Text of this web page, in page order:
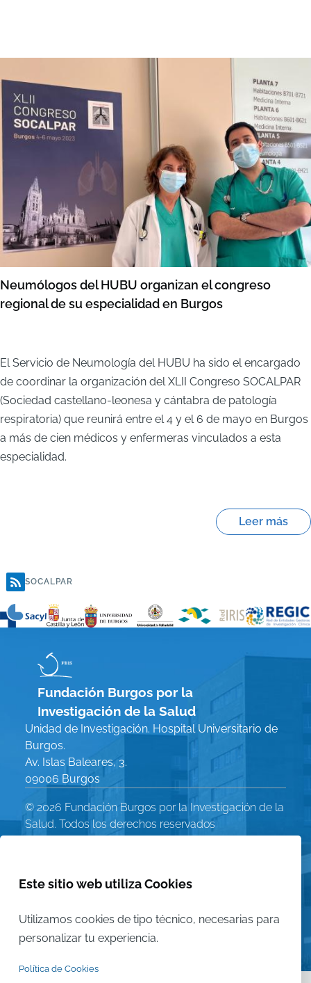
Neumólogos del HUBU organizan el congreso
regional de su especialidad en Burgos
El Servicio de Neumología del HUBU ha sido el encargado
de coordinar la organización del XLII Congreso SOCALPAR
(Sociedad castellano-leonesa y cántabra de patología
respiratoria) que reunirá entre el 4 y el 6 de mayo en Burgos
a más de cien médicos y enfermeras vinculados a esta
especialidad.
Leer más
SOCALPAR
Fundación Burgos por la
Investigación de la Salud
Unidad de Investigación. Hospital Universitario de
Burgos.
Av. Islas Baleares, 3.
09006 Burgos
© 2026 Fundación Burgos por la Investigación de la
Salud. Todos los derechos reservados
Menú
Legal
Mapa del sitio
Este sitio web utiliza Cookies
Utilizamos cookies de tipo técnico, necesarias para
personalizar tu experiencia.
Política de Cookies